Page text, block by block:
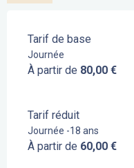
Tarif de base
Journée
À partir de 80,00 €
Tarif réduit
Journée -18 ans
À partir de 60,00 €